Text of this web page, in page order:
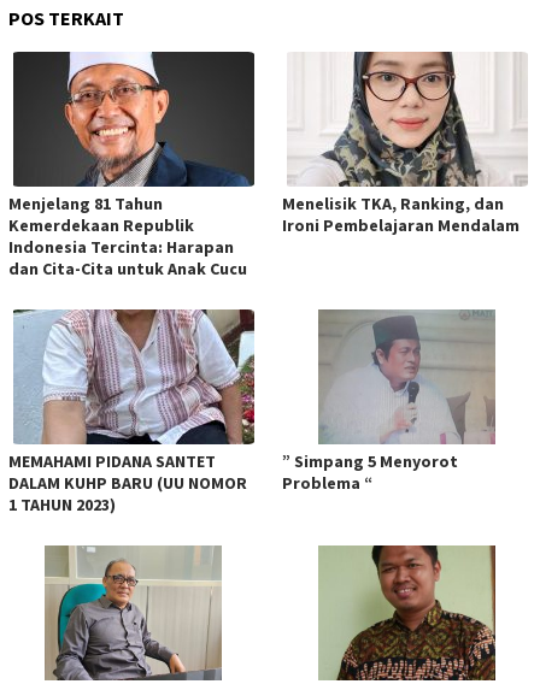
POS TERKAIT
Menjelang 81 Tahun
Kemerdekaan Republik
Indonesia Tercinta: Harapan
dan Cita-Cita untuk Anak Cucu
Menelisik TKA, Ranking, dan
Ironi Pembelajaran Mendalam
MEMAHAMI PIDANA SANTET
DALAM KUHP BARU (UU NOMOR
1 TAHUN 2023)
” Simpang 5 Menyorot
Problema “